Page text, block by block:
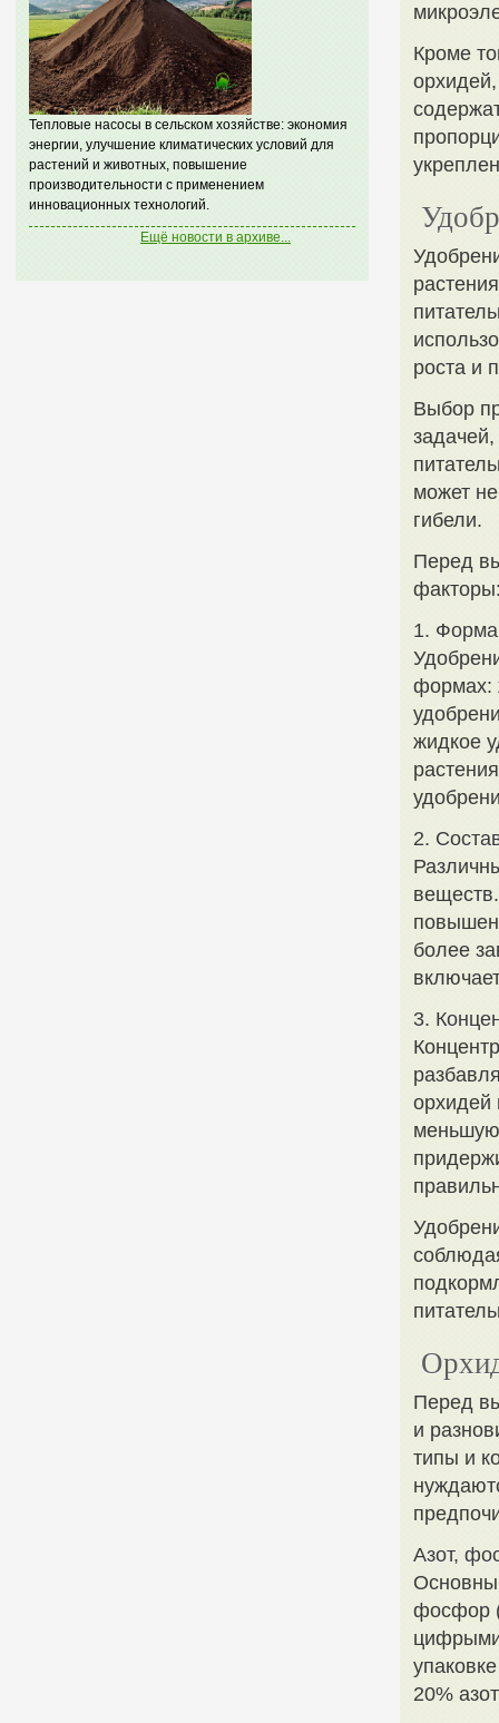
Тепловые насосы в сельском хозяйстве: экономия
энергии, улучшение климатических условий для
растений и животных, повышение
производительности с применением
инновационных технологий.
Ещё новости в архиве...
Кроме
роста и
Выбор
может
гибели.
Перед
1.
формах:
жидкое
2.
более
3.
орхидей
меньшую
Перед
и
типы и
Азот,
фосфор
цифрыми
20%